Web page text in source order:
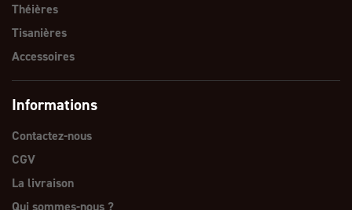
Théières
Tisanières
Accessoires
Informations
Contactez-nous
CGV
La livraison
Qui sommes-nous ?